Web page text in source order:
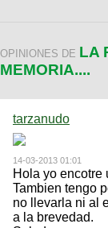
OPINIONES DE LA
MEMORIA....
tarzanudo
14-03-2013 01:01
Hola yo encotre
Tambien tengo
no llevarla ni al
a la brevedad.